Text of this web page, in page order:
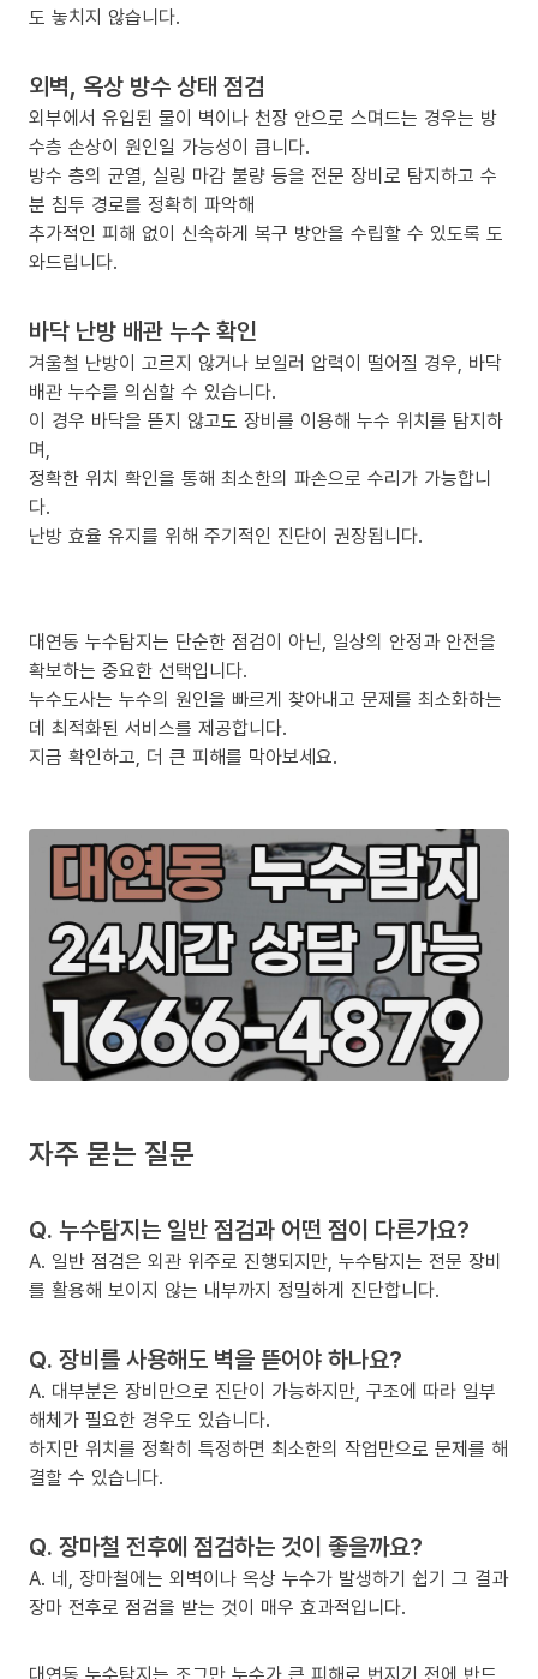
도 놓치지 않습니다.
외벽, 옥상 방수 상태 점검
외부에서 유입된 물이 벽이나 천장 안으로 스며드는 경우는 방
수층 손상이 원인일 가능성이 큽니다.
방수 층의 균열, 실링 마감 불량 등을 전문 장비로 탐지하고 수
분 침투 경로를 정확히 파악해
추가적인 피해 없이 신속하게 복구 방안을 수립할 수 있도록 도
와드립니다.
바닥 난방 배관 누수 확인
겨울철 난방이 고르지 않거나 보일러 압력이 떨어질 경우, 바닥
배관 누수를 의심할 수 있습니다.
이 경우 바닥을 뜯지 않고도 장비를 이용해 누수 위치를 탐지하
며,
정확한 위치 확인을 통해 최소한의 파손으로 수리가 가능합니
다.
난방 효율 유지를 위해 주기적인 진단이 권장됩니다.
대연동 누수탐지는 단순한 점검이 아닌, 일상의 안정과 안전을
확보하는 중요한 선택입니다.
누수도사는 누수의 원인을 빠르게 찾아내고 문제를 최소화하는
데 최적화된 서비스를 제공합니다.
지금 확인하고, 더 큰 피해를 막아보세요.
자주 묻는 질문
Q. 누수탐지는 일반 점검과 어떤 점이 다른가요?
A. 일반 점검은 외관 위주로 진행되지만, 누수탐지는 전문 장비
를 활용해 보이지 않는 내부까지 정밀하게 진단합니다.
Q. 장비를 사용해도 벽을 뜯어야 하나요?
A. 대부분은 장비만으로 진단이 가능하지만, 구조에 따라 일부
해체가 필요한 경우도 있습니다.
하지만 위치를 정확히 특정하면 최소한의 작업만으로 문제를 해
결할 수 있습니다.
Q. 장마철 전후에 점검하는 것이 좋을까요?
A. 네, 장마철에는 외벽이나 옥상 누수가 발생하기 쉽기 그 결과
장마 전후로 점검을 받는 것이 매우 효과적입니다.